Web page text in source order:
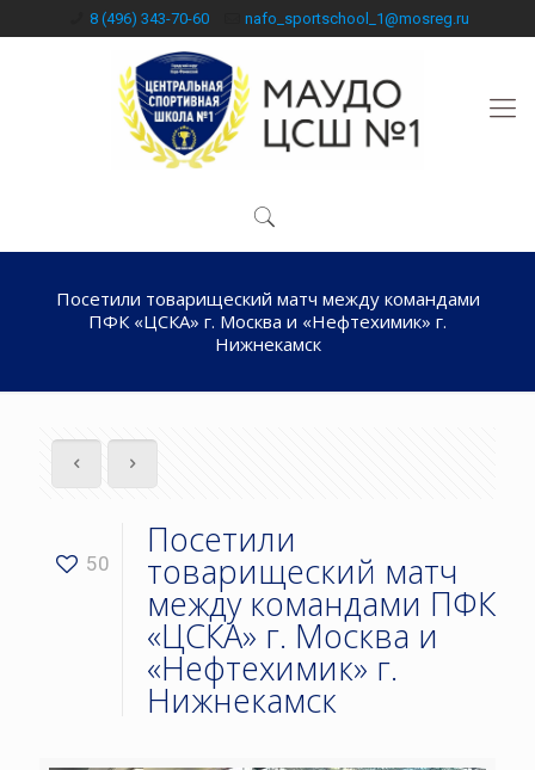
8 (496) 343-70-60 nafo_sportschool_1@mosreg.ru
Посетили товарищеский матч между командами
ПФК «ЦСКА» г. Москва и «Нефтехимик» г.
Нижнекамск
50
Посетили
товарищеский матч
между командами ПФК
«ЦСКА» г. Москва и
«Нефтехимик» г.
Нижнекамск